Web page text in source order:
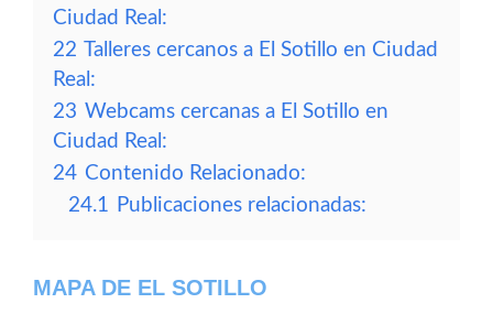
Ciudad Real:
22 Talleres cercanos a El Sotillo en Ciudad
Real:
23 Webcams cercanas a El Sotillo en
Ciudad Real:
24 Contenido Relacionado:
24.1 Publicaciones relacionadas:
MAPA DE EL SOTILLO